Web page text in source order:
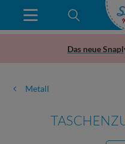
Das neue
Metall